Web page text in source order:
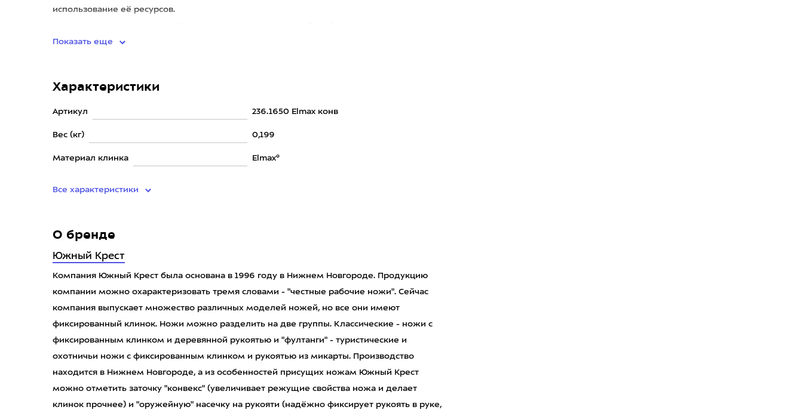
использование её ресурсов.
Показать еще
Характеристики
Артикул 236.1650 Elmax конв
Вес (кг) 0,199
Материал клинка Elmax®
Все характеристики
О бренде
Южный Крест
Компания Южный Крест была основана в 1996 году в Нижнем Новгороде. Продукцию
компании можно охарактеризовать тремя словами - "честные рабочие ножи". Сейчас
компания выпускает множество различных моделей ножей, но все они имеют
фиксированный клинок. Ножи можно разделить на две группы. Классические - ножи с
фиксированным клинком и деревянной рукоятью и "фултанги" - туристические и
охотничьи ножи с фиксированным клинком и рукоятью из микарты. Производство
находится в Нижнем Новгороде, а из особенностей присущих ножам Южный Крест
можно отметить заточку "конвекс" (увеличивает режущие свойства ножа и делает
клинок прочнее) и "оружейную" насечку на рукояти (надёжно фиксирует рукоять в руке,